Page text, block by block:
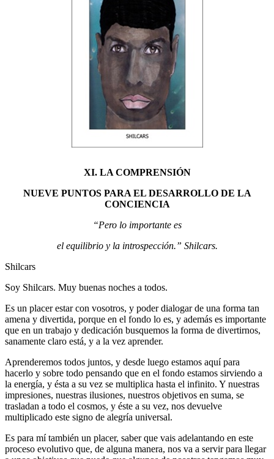
XI. LA COMPRENSIÓN
NUEVE PUNTOS PARA EL DESARROLLO DE LA
CONCIENCIA
“Pero lo importante es
el equilibrio y la introspección.” Shilcars.
Shilcars
Soy Shilcars. Muy buenas noches a todos.
Es un placer estar con vosotros, y poder dialogar de una forma tan
amena y divertida, porque en el fondo lo es, y además es importante
que en un trabajo y dedicación busquemos la forma de divertirnos,
sanamente claro está, y a la vez aprender.
Aprenderemos todos juntos, y desde luego estamos aquí para
hacerlo y sobre todo pensando que en el fondo estamos sirviendo a
la energía, y ésta a su vez se multiplica hasta el infinito. Y nuestras
impresiones, nuestras ilusiones, nuestros objetivos en suma, se
trasladan a todo el cosmos, y éste a su vez, nos devuelve
multiplicado este signo de alegría universal.
Es para mí también un placer, saber que vais adelantando en este
proceso evolutivo que, de alguna manera, nos va a servir para llegar